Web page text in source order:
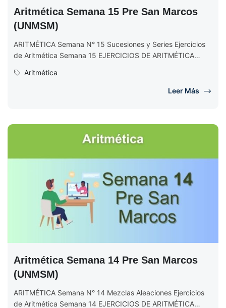
Aritmética Semana 15 Pre San Marcos
(UNMSM)
ARITMÉTICA Semana N° 15 Sucesiones y Series Ejercicios
de Aritmética Semana 15 EJERCICIOS DE ARITMÉTICA
Aritmética
Leer Más
Aritmética Semana 14 Pre San Marcos
(UNMSM)
ARITMÉTICA Semana N° 14 Mezclas Aleaciones Ejercicios
de Aritmética Semana 14 EJERCICIOS DE ARITMÉTICA